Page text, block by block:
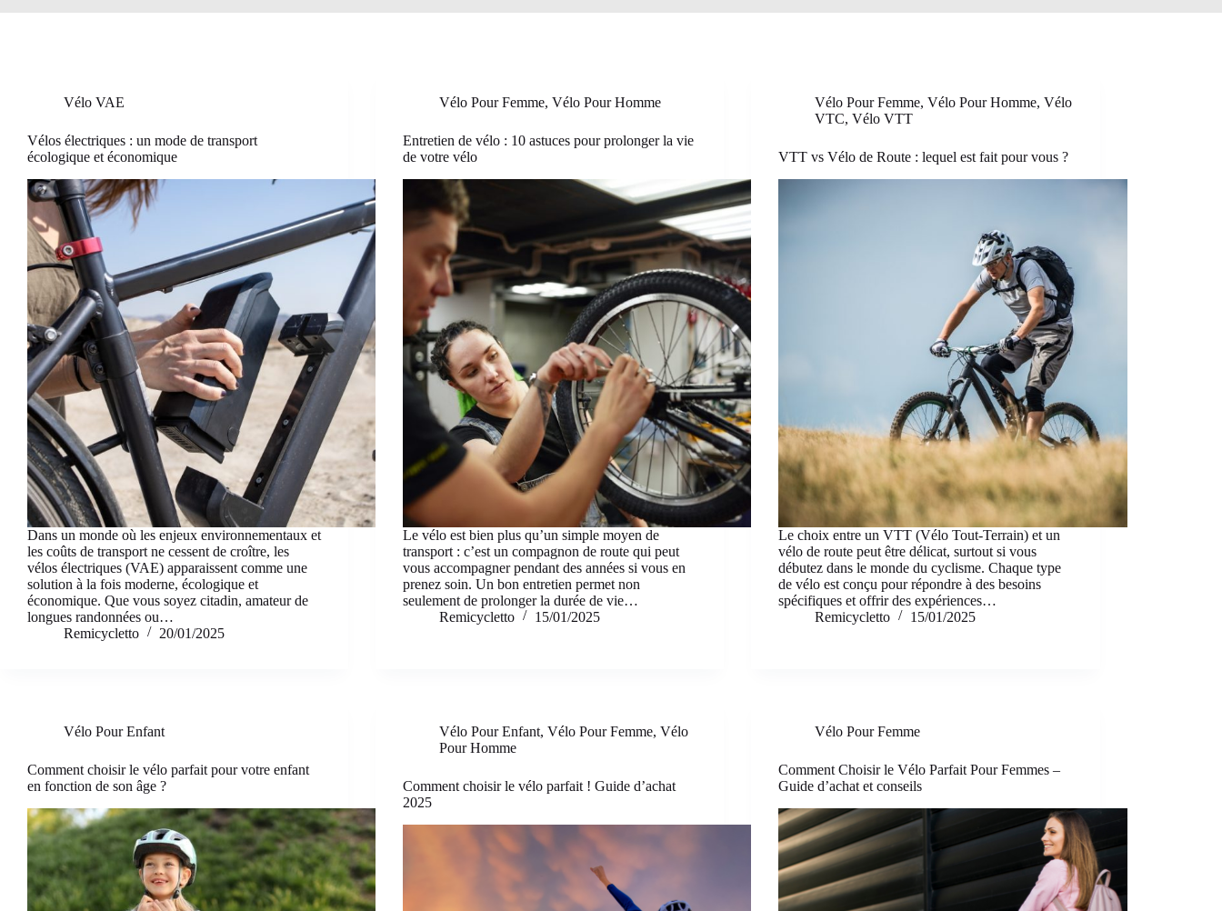
Vélo VAE
Vélos électriques : un mode de transport
écologique et économique
Dans un monde où les enjeux environnementaux et
les coûts de transport ne cessent de croître, les
vélos électriques (VAE) apparaissent comme une
solution à la fois moderne, écologique et
économique. Que vous soyez citadin, amateur de
longues randonnées ou…
Remicycletto
20/01/2025
Vélo Pour Femme,Vélo Pour Homme
Entretien de vélo : 10 astuces pour prolonger la vie
de votre vélo
Le vélo est bien plus qu’un simple moyen de
transport : c’est un compagnon de route qui peut
vous accompagner pendant des années si vous en
prenez soin. Un bon entretien permet non
seulement de prolonger la durée de vie…
Remicycletto
15/01/2025
Vélo Pour Femme,Vélo Pour Homme,Vélo
VTC,Vélo VTT
VTT vs Vélo de Route : lequel est fait pour vous ?
Le choix entre un VTT (Vélo Tout-Terrain) et un
vélo de route peut être délicat, surtout si vous
débutez dans le monde du cyclisme. Chaque type
de vélo est conçu pour répondre à des besoins
spécifiques et offrir des expériences…
Remicycletto
15/01/2025
Vélo Pour Enfant
Comment choisir le vélo parfait pour votre enfant
en fonction de son âge ?
Vélo Pour Enfant,Vélo Pour Femme,Vélo
Pour Homme
Comment choisir le vélo parfait ! Guide d’achat
2025
Vélo Pour Femme
Comment Choisir le Vélo Parfait Pour Femmes –
Guide d’achat et conseils